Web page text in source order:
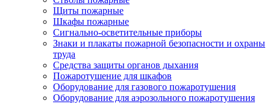
Щиты пожарные
Шкафы пожарные
Сигнально-осветительные приборы
Знаки и плакаты пожарной безопасности и охраны
труда
Средства защиты органов дыхания
Пожаротушение для шкафов
Оборудование для газового пожаротушения
Оборудование для аэрозольного пожаротушения